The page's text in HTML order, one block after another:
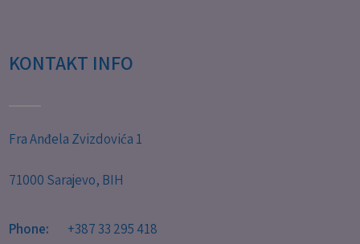
KONTAKT INFO
Fra Anđela Zvizdovića 1
71000 Sarajevo, BIH
Phone: +387 33 295 418